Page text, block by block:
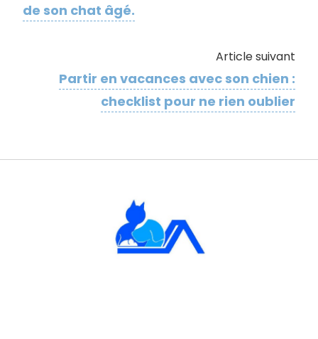
de son chat âgé.
Article suivant
Partir en vacances avec son chien :
checklist pour ne rien oublier